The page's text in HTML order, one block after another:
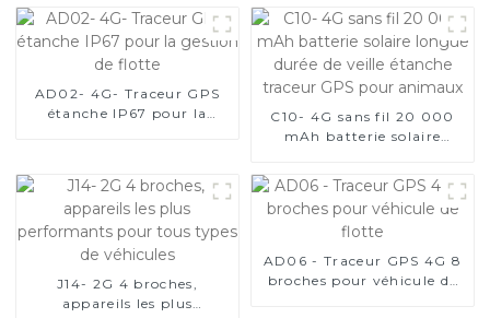
AD02- 4G- Traceur GPS
étanche IP67 pour la
C10- 4G sans fil 20 000
mAh batterie solaire
étanche traceur GPS pour
animaux
J14- 2G 4 broches,
appareils les plus
AD06 - Traceur GPS 4G 8
broches pour véhicule de